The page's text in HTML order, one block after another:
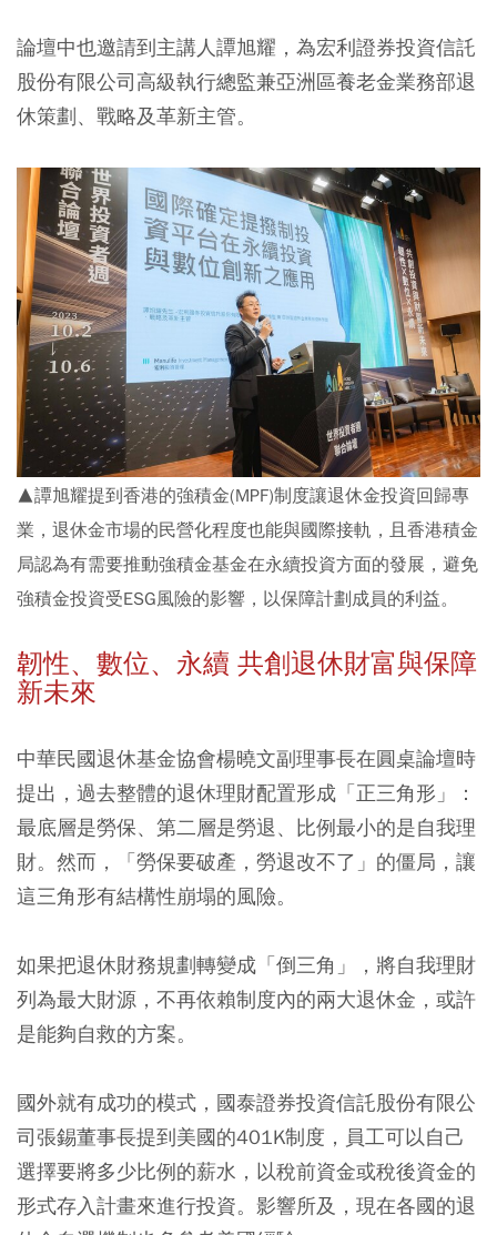
論壇中也邀請到主講人譚旭耀，為宏利證券投資信託
股份有限公司高級執行總監兼亞洲區養老金業務部退
休策劃、戰略及革新主管。
▲譚旭耀提到香港的強積金(MPF)制度讓退休金投資回歸專
業，退休金市場的民營化程度也能與國際接軌，且香港積金
局認為有需要推動強積金基金在永續投資方面的發展，避免
強積金投資受ESG風險的影響，以保障計劃成員的利益。
韌性、數位、永續 共創退休財富與保障
新未來
中華民國退休基金協會楊曉文副理事長在圓桌論壇時
提出，過去整體的退休理財配置形成「正三角形」：
最底層是勞保、第二層是勞退、比例最小的是自我理
財。然而，「勞保要破產，勞退改不了」的僵局，讓
這三角形有結構性崩塌的風險。
如果把退休財務規劃轉變成「倒三角」，將自我理財
列為最大財源，不再依賴制度內的兩大退休金，或許
是能夠自救的方案。
國外就有成功的模式，國泰證券投資信託股份有限公
司張錫董事長提到美國的401K制度，員工可以自己
選擇要將多少比例的薪水，以稅前資金或稅後資金的
形式存入計畫來進行投資。影響所及，現在各國的退